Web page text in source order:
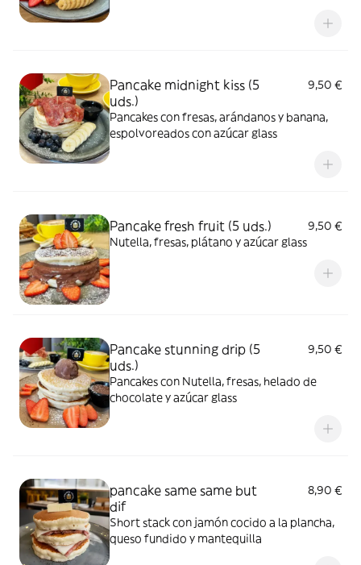
Pancake midnight kiss (5
uds.)
9,50 €
Pancakes con fresas, arándanos y banana,
espolvoreados con azúcar glass
Pancake fresh fruit (5 uds.)
9,50 €
Nutella, fresas, plátano y azúcar glass
Pancake stunning drip (5
uds.)
9,50 €
Pancakes con Nutella, fresas, helado de
chocolate y azúcar glass
pancake same same but
dif
8,90 €
Short stack con jamón cocido a la plancha,
queso fundido y mantequilla